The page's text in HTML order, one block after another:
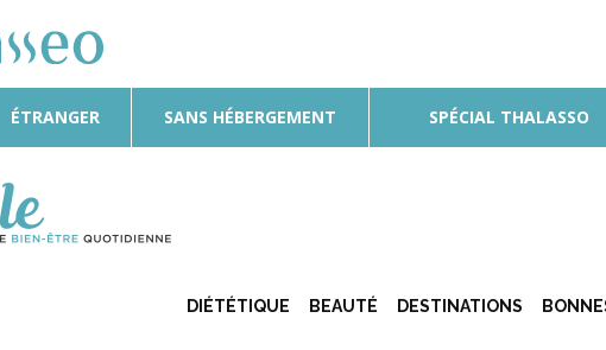
ÉTRANGER SANS HÉBERGEMENT SPÉCIAL THALASSO
Bulle
DIÉTÉTIQUE BEAUTÉ DESTINATIONS